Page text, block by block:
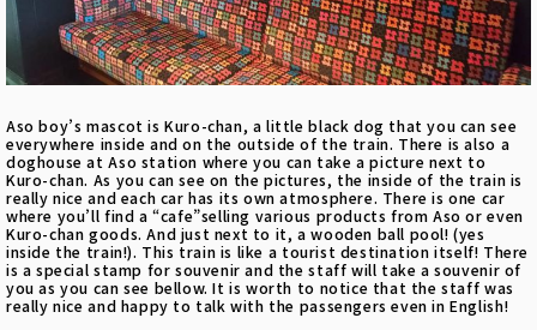
Aso boy’s mascot is Kuro-chan, a little black dog that you can see
everywhere inside and on the outside of the train. There is also a
doghouse at Aso station where you can take a picture next to
Kuro-chan. As you can see on the pictures, the inside of the train is
really nice and each car has its own atmosphere. There is one car
where you’ll find a “cafe”selling various products from Aso or even
Kuro-chan goods. And just next to it, a wooden ball pool! (yes
inside the train!). This train is like a tourist destination itself! There
is a special stamp for souvenir and the staff will take a souvenir of
you as you can see bellow. It is worth to notice that the staff was
really nice and happy to talk with the passengers even in English!